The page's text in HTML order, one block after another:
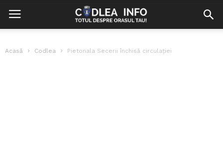
Acasă Codlea Pietonala Secerii închisă circulației